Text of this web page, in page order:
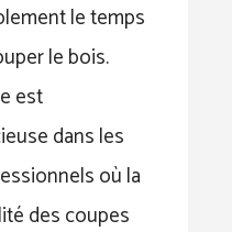
le temps
le bois.
est
dans les
où la
des coupes